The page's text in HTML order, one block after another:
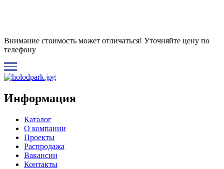
Внимание стоимость может отличаться! Уточняйте цену по
телефону
Информация
Каталог
О компании
Проекты
Распродажа
Вакансии
Контакты